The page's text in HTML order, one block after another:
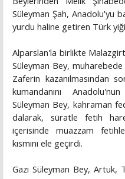
Süleyman Şah, Anadolu'yu
yurdu haline getiren Türk
Alparslan'la birlikte
Süleyman Bey,
Zaferin kazanılmasından
kumandanını
Süleyman Bey, kahraman
dalarak, süratle fetih
içerisinde muazzam
kısmını ele geçirdi.
Gazi Süleyman Bey, Artuk,